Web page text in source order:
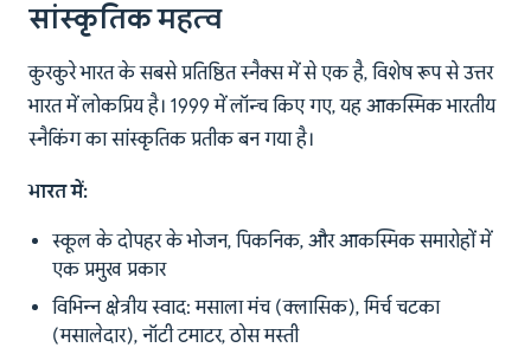
सांस्कृतिक महत्व
कुरकुरे भारत के सबसे प्रतिष्ठित स्नैक्स में से एक है, विशेष रूप से उत्तर
भारत में लोकप्रिय है। 1999 में लॉन्च किए गए, यह आकस्मिक भारतीय
स्नैकिंग का सांस्कृतिक प्रतीक बन गया है।
भारत में:
स्कूल के दोपहर के भोजन, पिकनिक, और आकस्मिक समारोहों में
एक प्रमुख प्रकार
विभिन्न क्षेत्रीय स्वाद: मसाला मंच (क्लासिक), मिर्च चटका
(मसालेदार), नॉटी टमाटर, ठोस मस्ती